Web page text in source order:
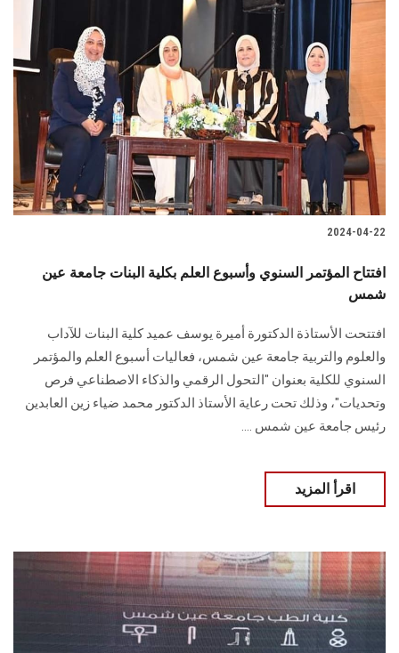
2024-04-22
افتتاح المؤتمر السنوي وأسبوع العلم بكلية البنات جامعة عين
شمس
افتتحت الأستاذة الدكتورة أميرة يوسف عميد كلية البنات للآداب
والعلوم والتربية جامعة عين ‏شمس، فعاليات أسبوع العلم والمؤتمر
السنوي للكلية بعنوان "التحول الرقمي والذكاء الاصطناعي ‏فرص
وتحديات"، وذلك تحت رعاية الأستاذ الدكتور محمد ضياء زين العابدين
رئيس جامعة ‏عين شمس ....
اقرأ المزيد